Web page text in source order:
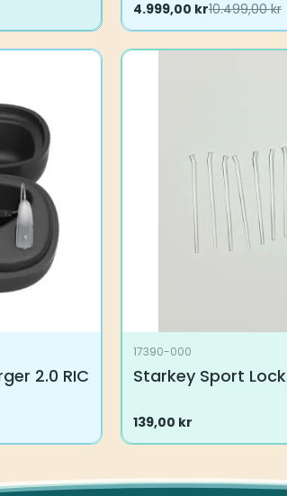
10.499,00kr
Opprinnelig
var:
10.499,00 kr.
4.999,00 kr
Nåværende
er:
4.999,00 kr.
2.0 RIC
17390-000
Starkey Sport Lock
139,00 kr